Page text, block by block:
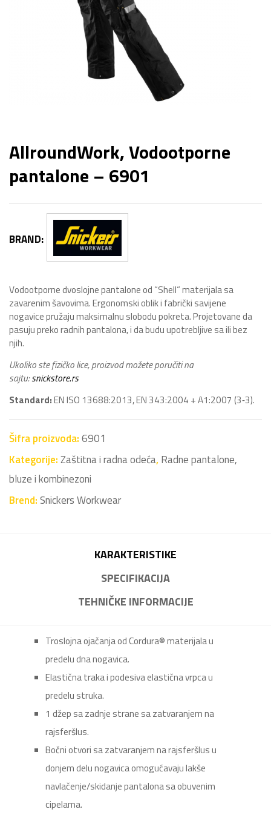
AllroundWork, Vodootporne
pantalone – 6901
BRAND:
Vodootporne dvoslojne pantalone od “Shell“ materijala sa
zavarenim šavovima. Ergonomski oblik i fabrički savijene
nogavice pružaju maksimalnu slobodu pokreta. Projetovane da
pasuju preko radnih pantalona, i da budu upotrebljive sa ili bez
njih.
Ukoliko ste fizičko lice, proizvod možete poručiti na
sajtu:snickstore.rs
Standard:EN ISO 13688:2013, EN 343:2004 + A1:2007 (3‐3).
Šifra proizvoda:6901
Kategorije:Zaštitna i radna odeća,Radne pantalone,
bluze i kombinezoni
Brend:Snickers Workwear
KARAKTERISTIKE
SPECIFIKACIJA
TEHNIČKE INFORMACIJE
Troslojna ojačanja od Cordura® materijala u
predelu dna nogavica.
Elastična traka i podesiva elastična vrpca u
predelu struka.
1 džep sa zadnje strane sa zatvaranjem na
rajsferšlus.
Bočni otvori sa zatvaranjem na rajsferšlus u
donjem delu nogavica omogućavaju lakše
navlačenje/skidanje pantalona sa obuvenim
cipelama.